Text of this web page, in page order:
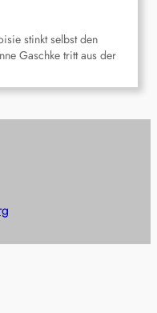
stinkt selbst den
Gaschke tritt aus der